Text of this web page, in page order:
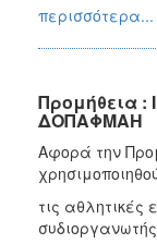
περισσότερα...
Προμήθεια :
ΔΟΠΑΦΜΑΗ
Αφορά την
τις